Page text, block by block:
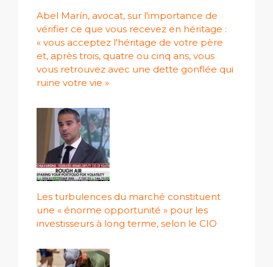
Abel Marín, avocat, sur l'importance de
vérifier ce que vous recevez en héritage :
« vous acceptez l'héritage de votre père
et, après trois, quatre ou cinq ans, vous
vous retrouvez avec une dette gonflée qui
ruine votre vie »
Les turbulences du marché constituent
une « énorme opportunité » pour les
investisseurs à long terme, selon le CIO